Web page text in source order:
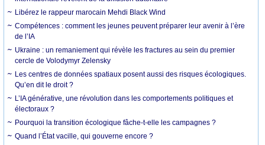
Libérez le rappeur marocain Mehdi Black Wind
Compétences : comment les jeunes peuvent préparer leur avenir à l’ère
de l’IA
Ukraine : un remaniement qui révèle les fractures au sein du premier
cercle de Volodymyr Zelensky
Les centres de données spatiaux posent aussi des risques écologiques.
Qu’en dit le droit ?
L’IA générative, une révolution dans les comportements politiques et
électoraux ?
Pourquoi la transition écologique fâche-t-elle les campagnes ?
Quand l’État vacille, qui gouverne encore ?